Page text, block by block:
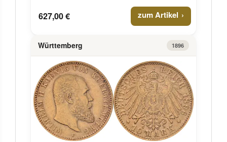
627,00 € zum Artikel
Württemberg 1896